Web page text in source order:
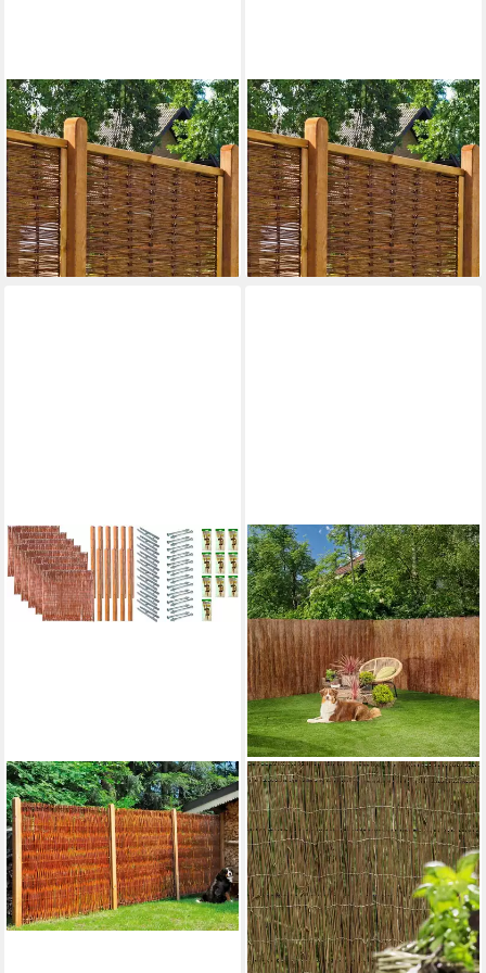
TETZNER & JENTZSCH
Weidenzaun Fresno 7, (Set),
9 Elemente, LxH: 1170x180
cm
1.163,49 € UVP1.488,52 €
-22%
lieferbar in 2 Wochen
TETZNER & JENTZSCH
Weidenzaun Fresno 6, (Set),
8 Elemente, LxH: 1041x180
cm
1.199,99 € UVP1.330,57 €
-10%
lieferbar in 2 Wochen
TETZNER & JENTZSCH
Weidenzaun Fontana 8, (Set),
10 Elemente, LxH: 1899x180
cm
2.096,47 €
lieferbar in 2 Wochen